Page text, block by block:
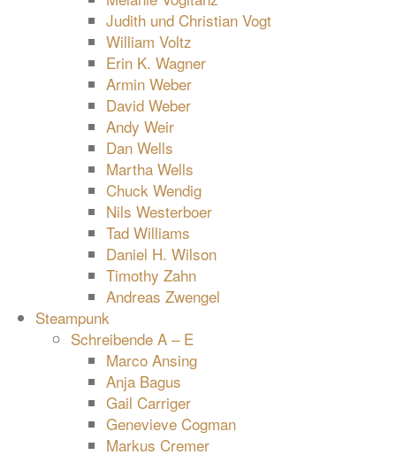
Judith und Christian Vogt
William Voltz
Erin K. Wagner
Armin Weber
David Weber
Andy Weir
Dan Wells
Martha Wells
Chuck Wendig
Nils Westerboer
Tad Williams
Daniel H. Wilson
Timothy Zahn
Andreas Zwengel
Steampunk
Schreibende A – E
Marco Ansing
Anja Bagus
Gail Carriger
Genevieve Cogman
Markus Cremer